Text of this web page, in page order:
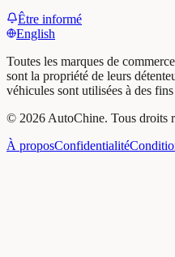
Être informé
English
Toutes les marques de
sont la propriété de leurs
véhicules sont utilisées à des
© 2026 AutoChine. Tous droits
À proposConfidentialité